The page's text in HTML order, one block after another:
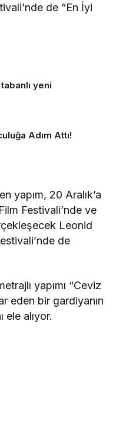
de “En İyi
yeni
Adım Attı!
yapım, 20 Aralık’a
Festivali’nde ve
Leonid
de
yapımı “Ceviz
eden bir gardiyanın
ele alıyor.